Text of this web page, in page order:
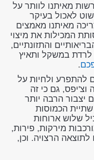
מאיתנו לוותר על
לאכול בעיקר
מאיתנו מאמצים
המכילות את מיצוי
והתזונתיים,
לרדת במשקל ותאיץ
.
להתפרע ולחיות על
גם כי זה
יצבור הרבה יותר
הכמוסות
שלוש ארוחות
מירקות, פירות,
לתוצאה הרצויה. וכן,